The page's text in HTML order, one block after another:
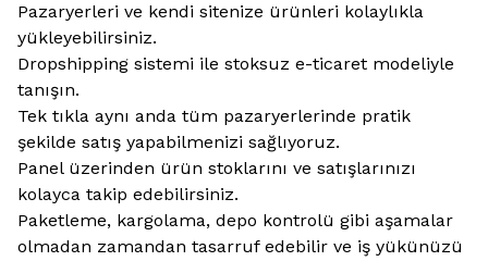
Pazaryerleri ve kendi sitenize ürünleri kolaylıkla
yükleyebilirsiniz.
Dropshipping sistemi ile stoksuz e-ticaret modeliyle
tanışın.
Tek tıkla aynı anda tüm pazaryerlerinde pratik
şekilde satış yapabilmenizi sağlıyoruz.
Panel üzerinden ürün stoklarını ve satışlarınızı
kolayca takip edebilirsiniz.
Paketleme, kargolama, depo kontrolü gibi aşamalar
olmadan zamandan tasarruf edebilir ve iş yükünüzü